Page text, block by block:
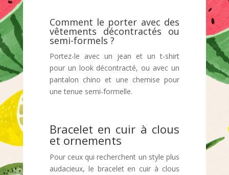
Comment le porter avec des
vêtements décontractés ou
semi-formels ?
Portez-le avec un jean et un t-shirt
pour un look décontracté, ou avec un
pantalon chino et une chemise pour
une tenue semi-formelle.
Bracelet en cuir à clous
et ornements
Pour ceux qui recherchent un style plus
audacieux, le bracelet en cuir à clous